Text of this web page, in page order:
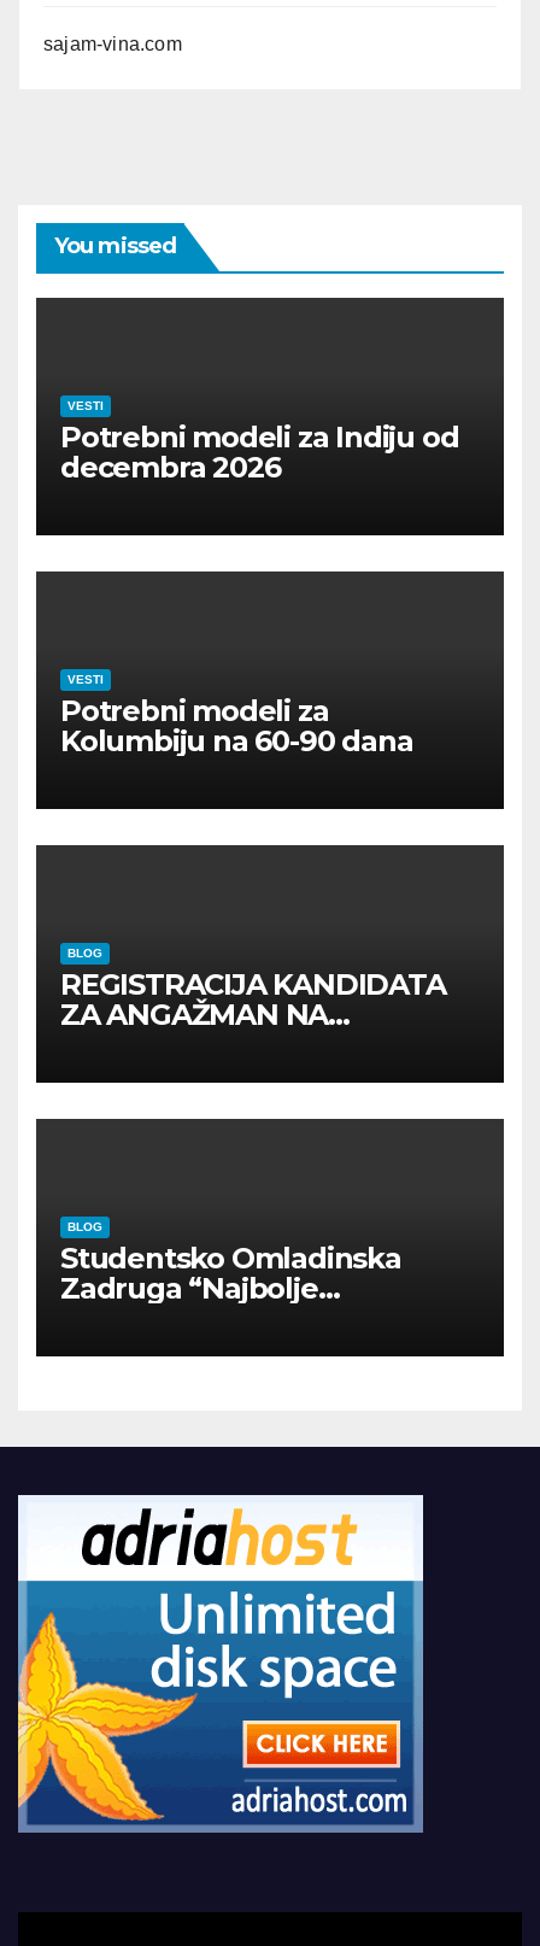
sajam-vina.com
You missed
VESTI
Potrebni modeli za Indiju od
decembra 2026
VESTI
Potrebni modeli za
Kolumbiju na 60-90 dana
BLOG
REGISTRACIJA KANDIDATA
ZA ANGAŽMAN NA
BLOG
Studentsko Omladinska
Zadruga “Najbolje